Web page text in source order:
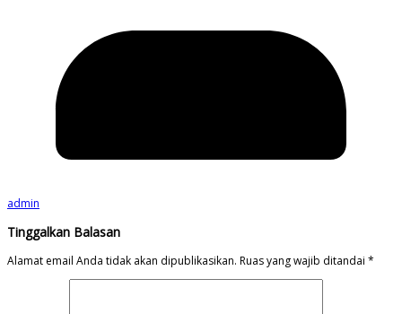
admin
Tinggalkan Balasan
Alamat email Anda tidak akan dipublikasikan. Ruas yang wajib ditandai *